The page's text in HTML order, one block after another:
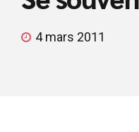
4 mars 2011